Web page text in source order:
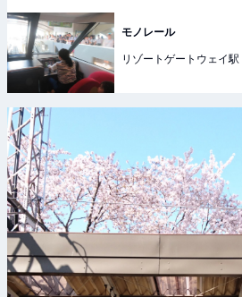
モノレール
リゾートゲートウェイ駅